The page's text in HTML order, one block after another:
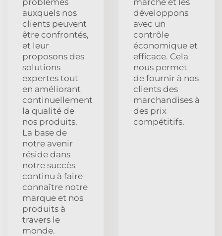
auxquels nos
clients peuvent
être confrontés,
et leur
proposons des
solutions
expertes tout
en améliorant
continuellement
la qualité de
nos produits.
La base de
notre avenir
réside dans
notre succès
continu à faire
connaître notre
marque et nos
produits à
travers le
monde.
développons
avec un
contrôle
économique et
efficace. Cela
nous permet
de fournir à nos
clients des
marchandises à
des prix
compétitifs.